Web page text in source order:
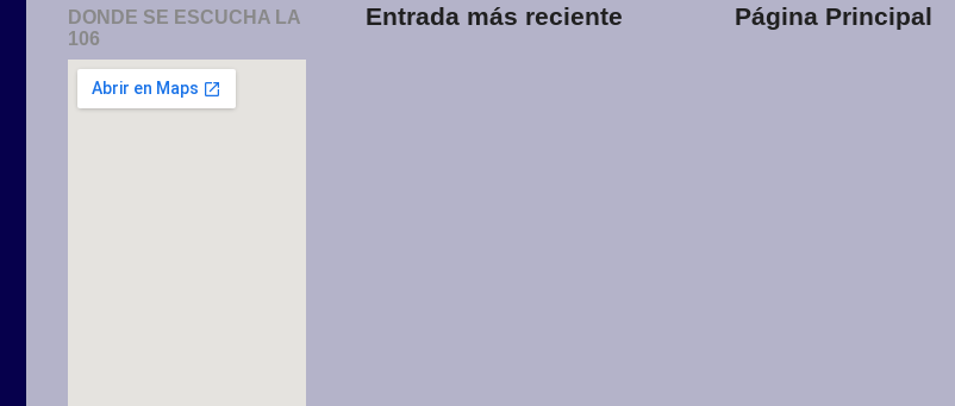
Entrada más reciente Página Principal
DONDE SE ESCUCHA LA
106